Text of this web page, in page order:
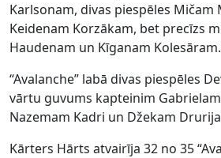
Karlsonam, divas piespēles Mičam
Keidenam Korzākam, bet precīzs
Haudenam un Kīganam Kolesāram.
“Avalanche” labā divas piespēles
vārtu guvums kapteinim
Nazemam Kadri un Džekam
Kārters Hārts atvairīja 32 no 35